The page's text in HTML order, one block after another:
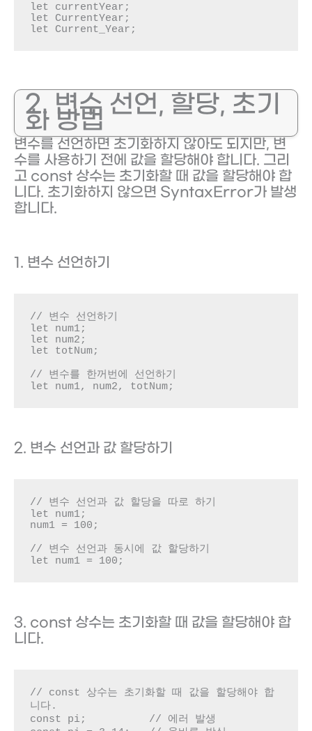
let currentYear;
let CurrentYear;
let Current_Year;
2. 변수 선언, 할당, 초기
화 방법
변수를 선언하면 초기화하지 않아도 되지만, 변
수를 사용하기 전에 값을 할당해야 합니다. 그리
고 const 상수는 초기화할 때 값을 할당해야 합
니다. 초기화하지 않으면 SyntaxError가 발생
합니다.
1. 변수 선언하기
// 변수 선언하기
let num1;
let num2;
let totNum;
// 변수를 한꺼번에 선언하기
let num1, num2, totNum;
2. 변수 선언과 값 할당하기
// 변수 선언과 값 할당을 따로 하기
let num1;
num1 = 100;
// 변수 선언과 동시에 값 할당하기
let num1 = 100;
3. const 상수는 초기화할 때 값을 할당해야 합
니다.
// const 상수는 초기화할 때 값을 할당해야 합
니다.
const pi;          // 에러 발생